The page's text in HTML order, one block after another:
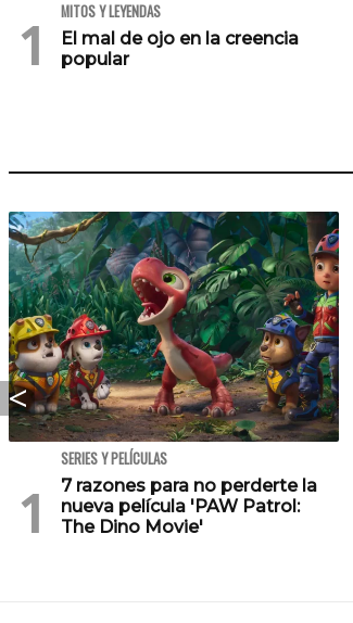
MITOS Y LEYENDAS
El mal de ojo en la creencia
popular
SERIES Y PELÍCULAS
7 razones para no perderte la
nueva película 'PAW Patrol:
The Dino Movie'